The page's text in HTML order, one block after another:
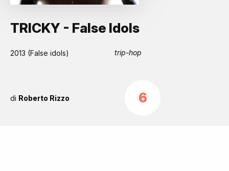
TRICKY - False Idols
2013 (False idols) trip-hop
di Roberto Rizzo 6